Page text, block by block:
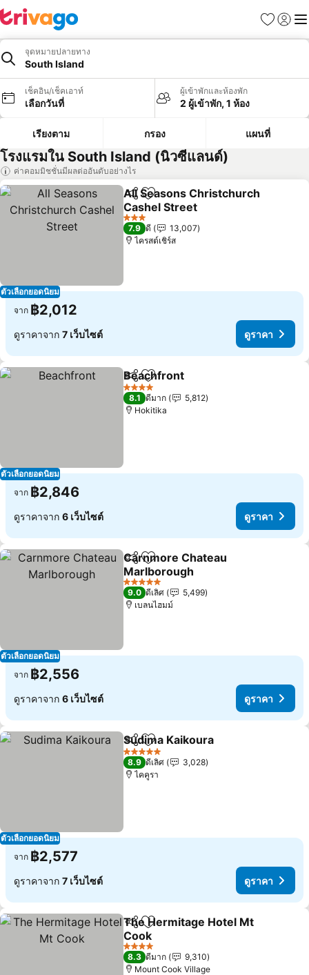
รายการโป
เข้าสู่ร
เมนู
จุดหมายปลายทาง
South Island
เช็คอิน/เช็คเอาท์
เลือกวันที่
ผู้เข้าพักและห้องพัก
2 ผู้เข้าพัก, 1 ห้อง
เรียงตาม กรอง แผนที่
โรงแรมใน South Island (นิวซีแลนด์)
ค่าคอมมิชชั่นมีผลต่ออันดับอย่างไร
ตัวเลือกยอดนิยม
แชร์ เพิ่มในรายการโปรด
All Seasons Christchurch
Cashel Street
ดูราคา
3 ดาว
7.9 ดี
13,007
ไครสต์เชิร์ส
จาก ฿2,012
ดูราคาจาก 7 เว็บไซต์ ดูราคา
ตัวเลือกยอดนิยม
แชร์ เพิ่มในรายการโปรด
Beachfront
4 ดาว
8.1 ดีมาก
5,812
Hokitika
จาก ฿2,846
ดูราคาจาก 6 เว็บไซต์ ดูราคา
ตัวเลือกยอดนิยม
แชร์ เพิ่มในรายการโปรด
Carnmore Chateau
Marlborough
ดูราคา
5 ดาว
9.0 ดีเลิศ
5,499
เบลนไฮมม์
จาก ฿2,556
ดูราคาจาก 6 เว็บไซต์ ดูราคา
ตัวเลือกยอดนิยม
แชร์ เพิ่มในรายการโปรด
Sudima Kaikoura
5 ดาว
8.9 ดีเลิศ
3,028
ไคคูรา
จาก ฿2,577
ดูราคาจาก 7 เว็บไซต์ ดูราคา
แชร์ เพิ่มในรายการโปรด
The Hermitage Hotel Mt
Cook
ดูราคา
4 ดาว
8.3 ดีมาก
9,310
Mount Cook Village